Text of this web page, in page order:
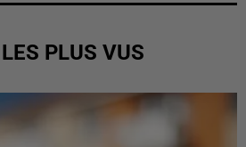
PLUS VUS